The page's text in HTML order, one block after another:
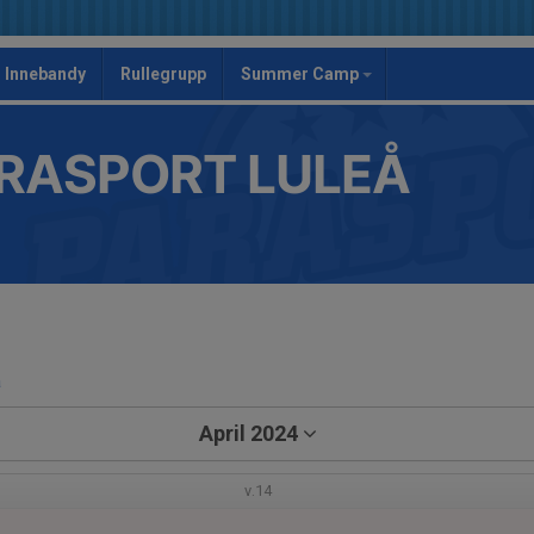
Innebandy Rullegrupp Summer Camp
LULEÅ
April 2024
v.14